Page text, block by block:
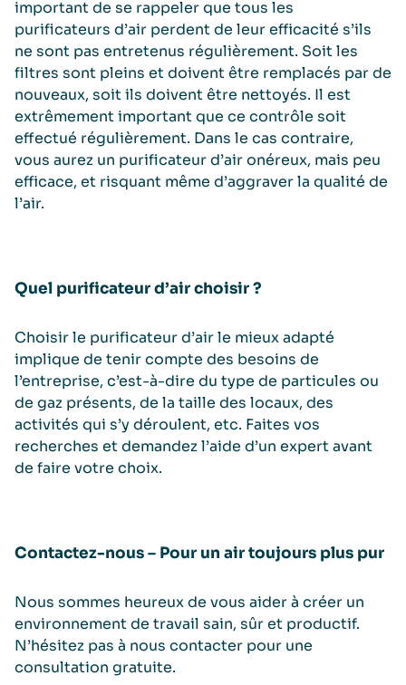
important de se rappeler que tous les
purificateurs d’air perdent de leur efficacité s’ils
ne sont pas entretenus régulièrement. Soit les
filtres sont pleins et doivent être remplacés par de
nouveaux, soit ils doivent être nettoyés. Il est
extrêmement important que ce contrôle soit
effectué régulièrement. Dans le cas contraire,
vous aurez un purificateur d’air onéreux, mais peu
efficace, et risquant même d’aggraver la qualité de
l’air.
Quel purificateur d’air choisir ?
Choisir le purificateur d’air le mieux adapté
implique de tenir compte des besoins de
l’entreprise, c’est-à-dire du type de particules ou
de gaz présents, de la taille des locaux, des
activités qui s’y déroulent, etc. Faites vos
recherches et demandez l’aide d’un expert avant
de faire votre choix.
Contactez-nous – Pour un air toujours plus pur
Nous sommes heureux de vous aider à créer un
environnement de travail sain, sûr et productif.
N’hésitez pas à nous contacter pour une
consultation gratuite.